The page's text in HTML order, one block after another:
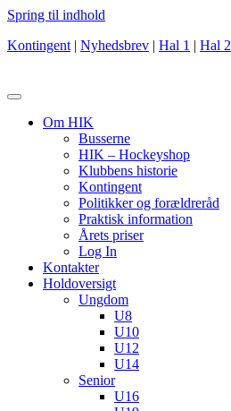
Spring til indhold
Kontingent | Nyhedsbrev | Hal 1 | Hal 2
Om HIK
Busserne
HIK – Hockeyshop
Klubbens historie
Kontingent
Politikker og forældreråd
Praktisk information
Årets priser
Log In
Kontakter
Holdoversigt
Ungdom
U8
U10
U12
U14
Senior
U16